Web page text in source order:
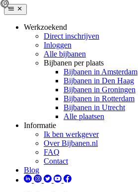
Werkzoekend
Direct inschrijven
Inloggen
Alle bijbanen
Bijbanen per plaats
Bijbanen in Amsterdam
Bijbanen in Den Haag
Bijbanen in Groningen
Bijbanen in Rotterdam
Bijbanen in Utrecht
Alle plaatsen
Informatie
Ik ben werkgever
Over Bijbanen.nl
FAQ
Contact
Blog